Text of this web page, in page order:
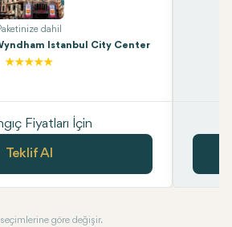
dahil
Istanbul City Center
Fiyatları İçin
Teklif Al
göre değişir.